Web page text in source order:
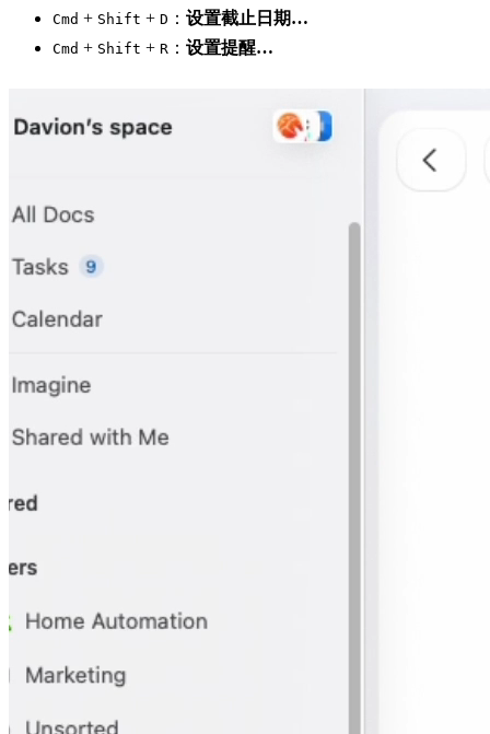
Cmd + Shift + D ： 设置截止日期…
Cmd + Shift + R ： 设置提醒…